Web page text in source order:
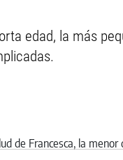
edad, la más